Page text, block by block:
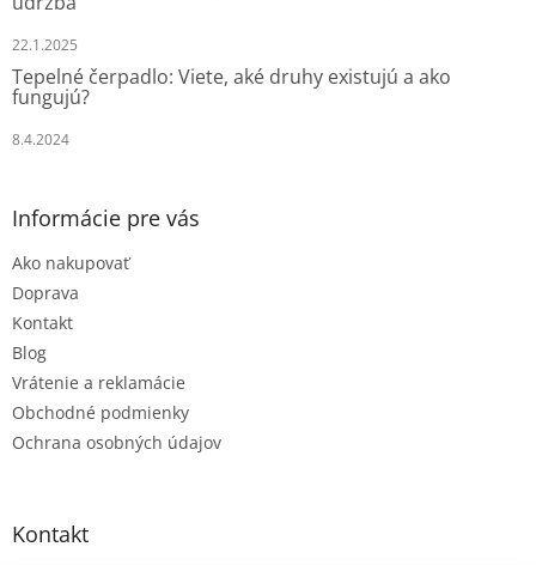
22.1.2025
Tepelné čerpadlo: Viete, aké druhy existujú a ako
fungujú?
8.4.2024
Informácie pre vás
Ako nakupovať
Doprava
Kontakt
Blog
Vrátenie a reklamácie
Obchodné podmienky
Ochrana osobných údajov
Kontakt